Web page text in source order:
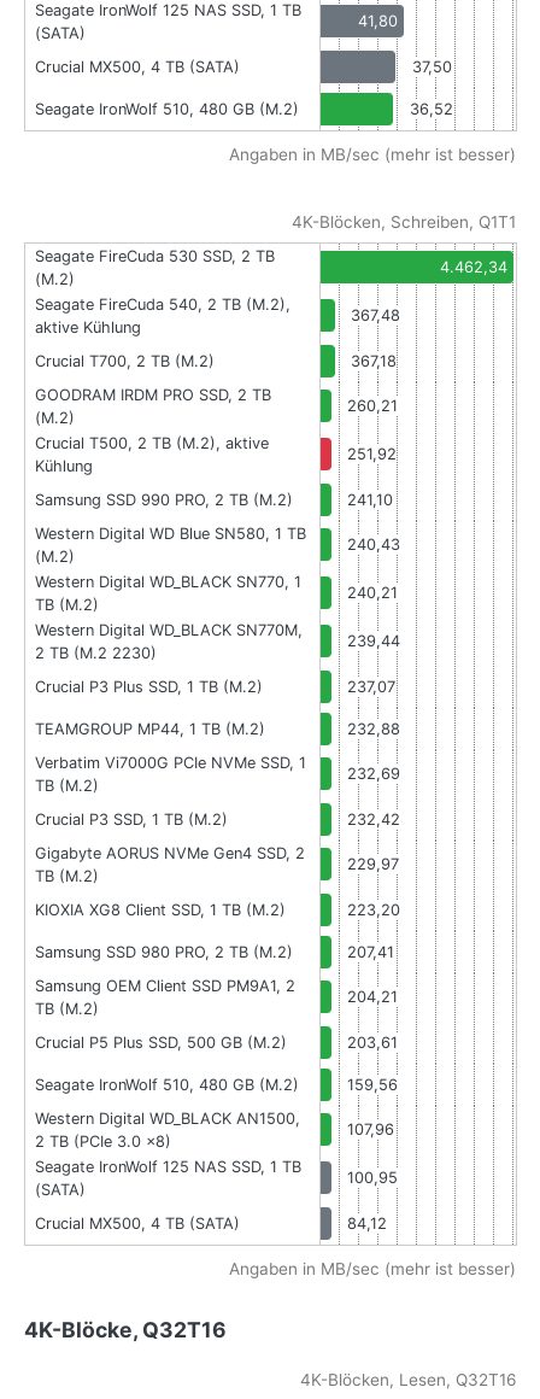
Seagate IronWolf 125 NAS SSD, 1 TB
(SATA)
41,80
Crucial MX500, 4 TB (SATA) 37,50
Seagate IronWolf 510, 480 GB (M.2) 36,52
Angaben in MB/sec (mehr ist besser)
4K-Blöcken, Schreiben, Q1T1
Seagate FireCuda 530 SSD, 2 TB
(M.2)
4.462,34
Seagate FireCuda 540, 2 TB (M.2),
aktive Kühlung
367,48
Crucial T700, 2 TB (M.2)
367,18
GOODRAM IRDM PRO SSD, 2 TB
(M.2)
260,21
Crucial T500, 2 TB (M.2), aktive
Kühlung
251,92
Samsung SSD 990 PRO, 2 TB (M.2)
241,10
Western Digital WD Blue SN580, 1 TB
(M.2)
240,43
Western Digital WD_BLACK SN770, 1
TB (M.2)
240,21
Western Digital WD_BLACK SN770M,
2 TB (M.2 2230)
239,44
Crucial P3 Plus SSD, 1 TB (M.2) 237,07
TEAMGROUP MP44, 1 TB (M.2)
232,88
Verbatim Vi7000G PCIe NVMe SSD, 1
TB (M.2)
232,69
Crucial P3 SSD, 1 TB (M.2)
232,42
Gigabyte AORUS NVMe Gen4 SSD, 2
TB (M.2)
229,97
KIOXIA XG8 Client SSD, 1 TB (M.2) 223,20
Samsung SSD 980 PRO, 2 TB (M.2)
207,41
Samsung OEM Client SSD PM9A1, 2
TB (M.2)
204,21
Crucial P5 Plus SSD, 500 GB (M.2) 203,61
Seagate IronWolf 510, 480 GB (M.2)
159,56
Western Digital WD_BLACK AN1500,
2 TB (PCIe 3.0 x8)
107,96
Seagate IronWolf 125 NAS SSD, 1 TB
(SATA)
100,95
Crucial MX500, 4 TB (SATA) 84,12
Angaben in MB/sec (mehr ist besser)
4K-Blöcke, Q32T16
4K-Blöcken, Lesen, Q32T16